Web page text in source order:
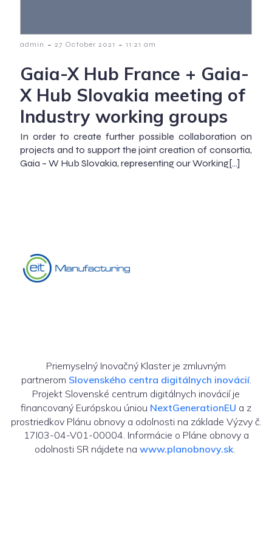
admin - 27 October 2021 - 11:21 am
Gaia-X Hub France + Gaia-
X Hub Slovakia meeting of
Industry working groups
In order to create further possible collaboration on
projects and to support the joint creation of consortia,
Gaia – W Hub Slovakia, representing our Working[…]
Priemyselný Inovačný Klaster je zmluvným
partnerom Slovenského centra digitálnych inovácií.
Projekt Slovenské centrum digitálnych inovácií je
financovaný Európskou úniou NextGenerationEU a z
prostriedkov Plánu obnovy a odolnosti na základe Výzvy č.
17I03-04-V01-00004. Informácie o Pláne obnovy a
odolnosti SR nájdete na www.planobnovy.sk